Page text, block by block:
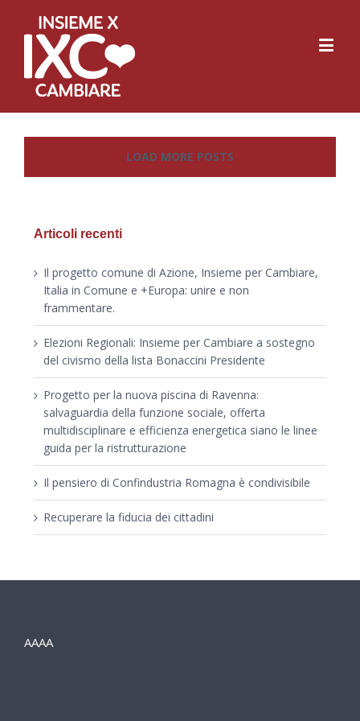
LOAD MORE POSTS
Articoli recenti
Il progetto comune di Azione, Insieme per Cambiare,
Italia in Comune e +Europa: unire e non
frammentare.
Elezioni Regionali: Insieme per Cambiare a sostegno
del civismo della lista Bonaccini Presidente
Progetto per la nuova piscina di Ravenna:
salvaguardia della funzione sociale, offerta
multidisciplinare e efficienza energetica siano le linee
guida per la ristrutturazione
Il pensiero di Confindustria Romagna è condivisibile
Recuperare la fiducia dei cittadini
AAAA